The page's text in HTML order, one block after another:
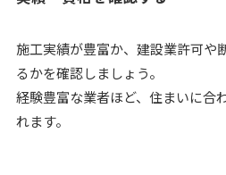
施工実績が豊富か、建設業許可や
るかを確認しましょう。
経験豊富な業者ほど、住まいに合
れます。